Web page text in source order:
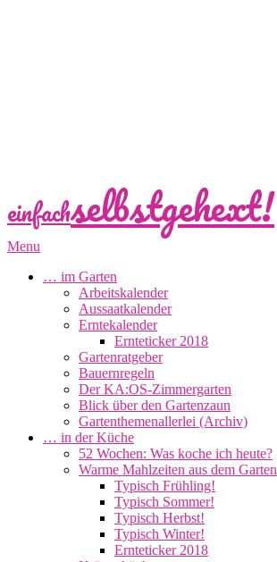
einfachselbstgehext!
Primary
Menu
Menu
… im Garten
Arbeitskalender
Aussaatkalender
Erntekalender
Ernteticker 2018
Gartenratgeber
Bauernregeln
Der KA:OS-Zimmergarten
Blick über den Gartenzaun
Gartenthemenallerlei (Archiv)
… in der Küche
52 Wochen: Was koche ich heute?
Warme Mahlzeiten aus dem Garten
Typisch Frühling!
Typisch Sommer!
Typisch Herbst!
Typisch Winter!
Ernteticker 2018